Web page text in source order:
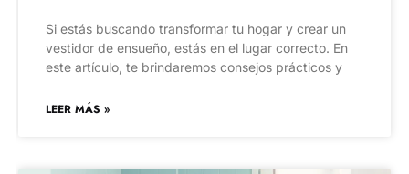
Si estás buscando transformar tu hogar y crear un
vestidor de ensueño, estás en el lugar correcto. En
este artículo, te brindaremos consejos prácticos y
LEER MÁS »